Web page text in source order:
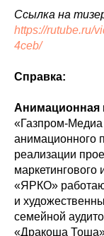
Ссылка на
https://rutube.ru/
4ceb/
Справка:
Анимационная
«Газпром-Медиа
анимационного
реализации
«ЯРКО»
и
семейной
«Дракоша